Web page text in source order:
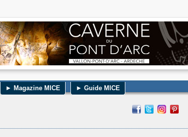
► Magazine MICE ► Guide MICE